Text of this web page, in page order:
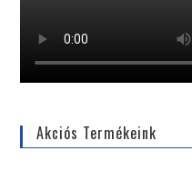
Akciós Termékeink